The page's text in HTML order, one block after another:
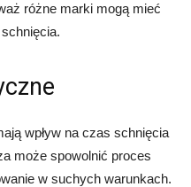
różne marki mogą mieć
wpływ na czas schnięcia
może spowolnić proces
w suchych warunkach.